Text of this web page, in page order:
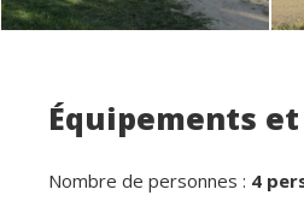
Équipements
Nombre de personnes : 4